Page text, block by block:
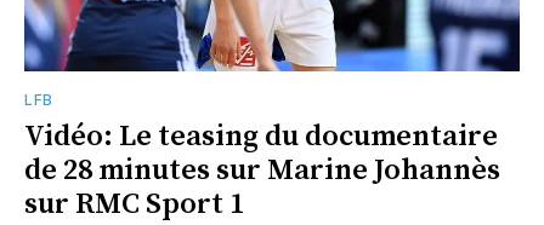
LFB
Vidéo: Le teasing du documentaire
de 28 minutes sur Marine Johannès
sur RMC Sport 1